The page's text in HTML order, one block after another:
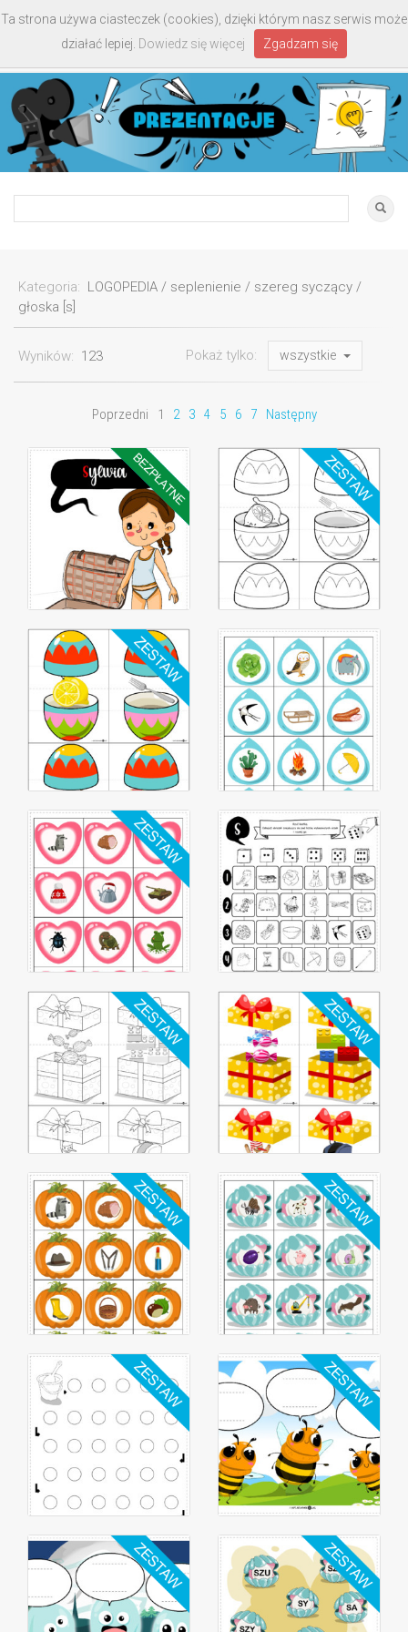
Kategoria:
LOGOPEDIA / seplenienie / szereg syczący /
głoska [s]
Wyników: 123 Pokaż tylko: wszystkie
Poprzedni 1 2 3 4 5 6 7 Następny
Ta strona używa ciasteczek (cookies), dzięki którym nasz serwis może
działać lepiej. Dowiedz się więcej Zgadzam się